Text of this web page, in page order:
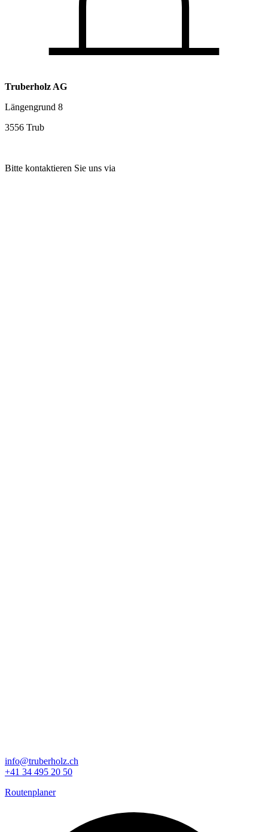
Truberholz AG
Längengrund 8
3556 Trub
Bitte kontaktieren Sie uns via
info@truberholz.ch
+41 34 495 20 50
Routenplaner